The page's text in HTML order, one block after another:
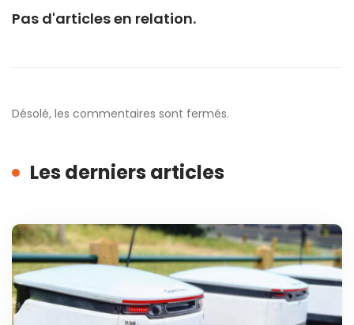
Pas d'articles en relation.
Désolé, les commentaires sont fermés.
Les derniers articles